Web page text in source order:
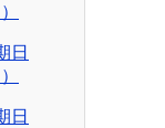
日
日